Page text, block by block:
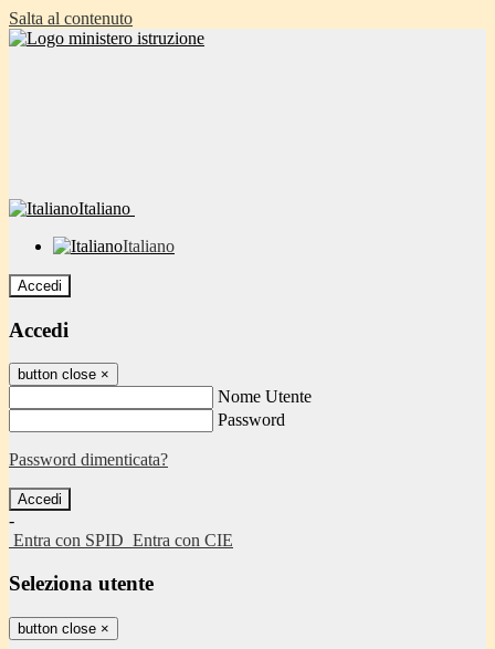
Salta al contenuto
Italiano
Italiano
Accedi
Accedi
button close ×
Nome Utente
Password
Password dimenticata?
-
Entra con SPID Entra con CIE
Seleziona utente
button close ×